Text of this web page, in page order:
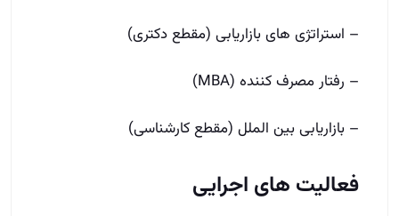
– استراتژی­ های بازاریابی (مقطع دکتری)
– رفتار مصرف ­کننده (MBA)
– بازاریابی بین ­الملل (مقطع کارشناسی)
فعالیت­ های اجرایی